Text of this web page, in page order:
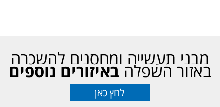
מבני תעשייה ומחסנים להשכרה
באזור השפלהבאיזורים נוספים
לחץ כאן